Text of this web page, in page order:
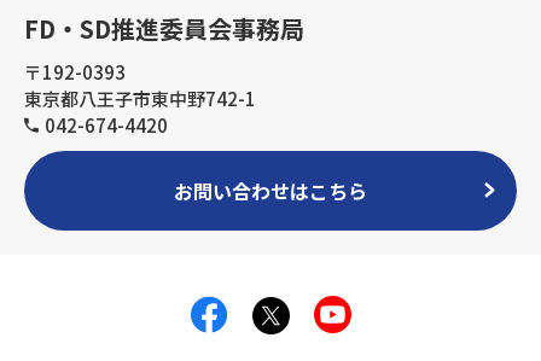
FD・SD推進委員会事務局
〒192-0393
東京都八王子市東中野742-1
042-674-4420
お問い合わせはこちら